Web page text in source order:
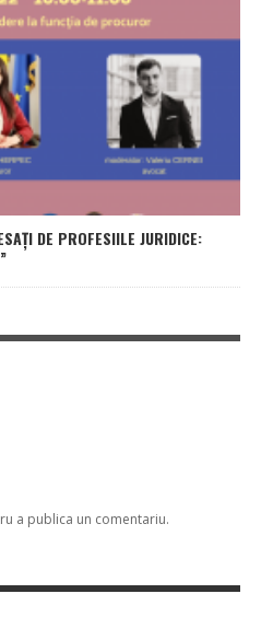
DE PROFESIILE JURIDICE:
a publica un comentariu.